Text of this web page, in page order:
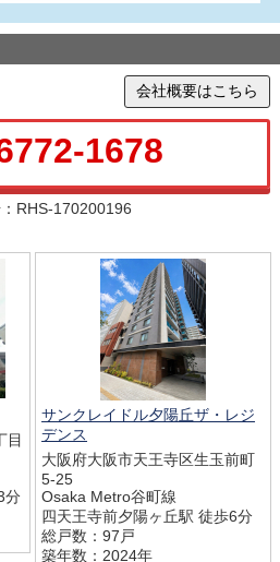
会社概要はこちら
1678
RHS-170200196
目
分
サンクレイドル夕陽丘ザ・レジ
デンス
大阪府大阪市天王寺区生玉前町
5-25
Osaka Metro谷町線
四天王寺前夕陽ヶ丘駅 徒歩6分
総戸数：97戸
築年数：2024年